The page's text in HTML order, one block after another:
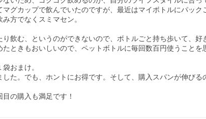
マグカップで飲んでいたのですが、最近はマイボトルにパッ
方でなくスミマセン。
飲む、というのができないので、ボトルごと持ち歩いて、好
ときもおいしいので、ペットボトルに毎回数百円使うことを
おまけ。
した。でも、ホントにお得です。そして、購入スパンが伸びる
の購入も満足です！